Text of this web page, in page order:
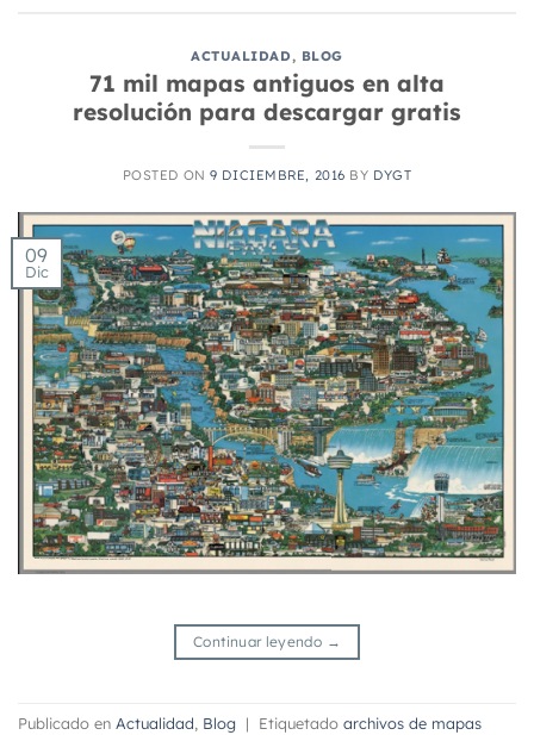
ACTUALIDAD , BLOG
71 mil mapas antiguos en alta
resolución para descargar gratis
POSTED ON9 DICIEMBRE, 2016 BY DYGT
09
Dic
Continuar leyendo →
Publicado en Actualidad, Blog | Etiquetado archivos de mapas